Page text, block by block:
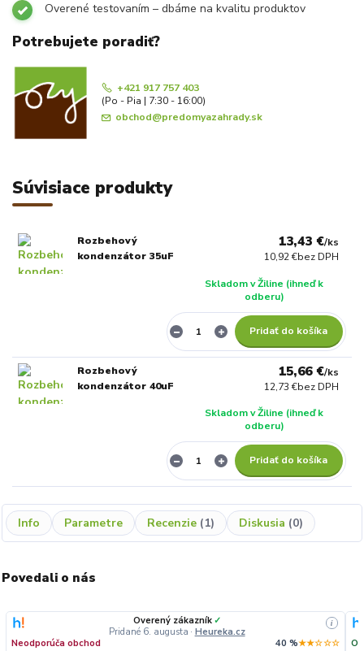
Overené testovaním – dbáme na kvalitu produktov
Potrebujete poradiť?
+421 917 757 403
(Po - Pia | 7:30 - 16:00)
obchod@predomyazahrady.sk
Súvisiace produkty
Rozbehový
kondenzátor 35uF
13,43 €/ks
10,92 €bez DPH
Skladom v Žiline (ihneď k
odberu)
Pridať do košíka
Rozbehový
kondenzátor 40uF
15,66 €/ks
12,73 €bez DPH
Skladom v Žiline (ihneď k
odberu)
Pridať do košíka
Info Parametre Recenzie 1 Diskusia 0
Povedali o nás
Overený zákazník ✓
Pridané 6. augusta · Heureka.cz
i
Neodporúča obchod 40 %★★☆☆☆